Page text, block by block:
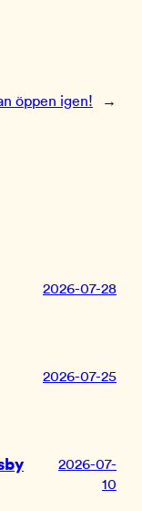
öppen igen! →
2026-07-28
2026-07-25
2026-07-
10